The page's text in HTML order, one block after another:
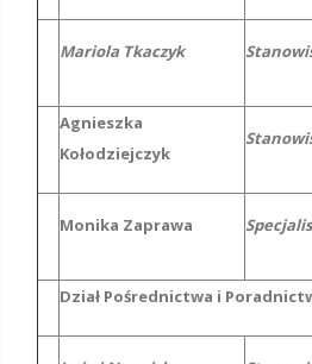
Mariola Tkaczyk
Agnieszka
Kołodziejczyk
Monika Zaprawa
Dział Pośrednictwa i